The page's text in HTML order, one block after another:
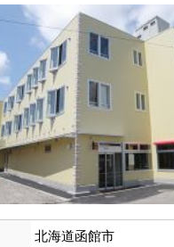
北海道函館市